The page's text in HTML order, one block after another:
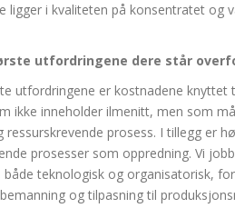
ligger i kvaliteten på konsentratet og
utfordringene dere står
utfordringene er kostnadene
ikke inneholder ilmenitt, men som
ressurskrevende prosess. I tillegg er
prosesser som oppredning. Vi
både teknologisk og organisatorisk,
og tilpasning til